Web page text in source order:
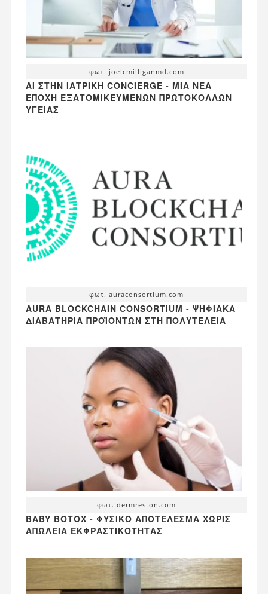
φωτ. joelcmilliganmd.com
AI ΣΤΗΝ ΙΑΤΡΙΚΉ CONCIERGE - ΜΙΑ ΝΈΑ
ΕΠΟΧΉ ΕΞΑΤΟΜΙΚΕΥΜΈΝΩΝ ΠΡΩΤΟΚΌΛΛΩΝ
ΥΓΕΊΑΣ
φωτ. auraconsortium.com
AURA BLOCKCHAIN CONSORTIUM - ΨΗΦΙΑΚΆ
ΔΙΑΒΑΤΉΡΙΑ ΠΡΟΪΌΝΤΩΝ ΣΤΗ ΠΟΛΥΤΈΛΕΙΑ
φωτ. dermreston.com
BABY BOTOX - ΦΥΣΙΚΌ ΑΠΟΤΈΛΕΣΜΑ ΧΩΡΊΣ
ΑΠΏΛΕΙΑ ΕΚΦΡΑΣΤΙΚΌΤΗΤΑΣ